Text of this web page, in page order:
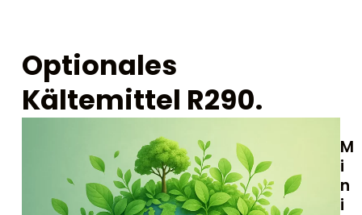
Optionales
Kältemittel R290.
M
i
n
i